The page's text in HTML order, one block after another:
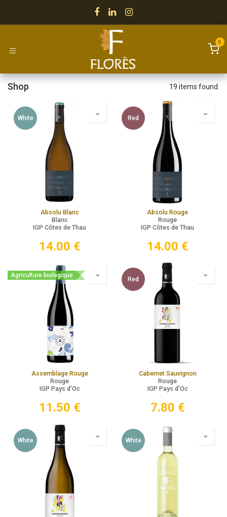
0
Shop 19 items found.
White
Absolu Blanc
Blanc
IGP Côtes de Thau
14.00 €
Red
Absolu Rouge
Rouge
IGP Côtes de Thau
14.00 €
Agriculture biologique
Assemblage Rouge
Rouge
IGP Pays d'Oc
11.50 €
Red
Cabernet Sauvignon
Rouge
IGP Pays d'Oc
7.80 €
White White